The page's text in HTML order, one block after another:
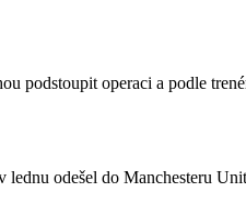
podstoupit operaci a podle
lednu odešel do Manchesteru